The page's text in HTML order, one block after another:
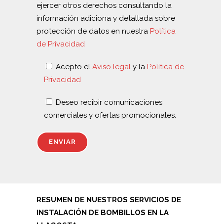
ejercer otros derechos consultando la
información adiciona y detallada sobre
protección de datos en nuestra Política
de Privacidad
Acepto el Aviso legal y la Política de
Privacidad
Deseo recibir comunicaciones
comerciales y ofertas promocionales.
RESUMEN DE NUESTROS SERVICIOS DE
INSTALACIÓN DE BOMBILLOS EN LA